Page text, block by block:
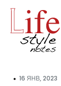
Поиск
• 16 ЯНВ, 2023